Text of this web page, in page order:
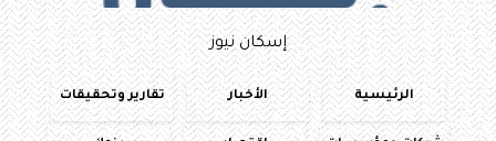
إسكان نيوز
الرئيسية الأخبار تقارير وتحقيقات